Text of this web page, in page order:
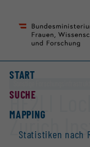
Seiteninhalt
Accesskey
Hauptnavigation
Accesskey
START
SUCHE
MAPPING
Statistiken nach
HF2LI
Zurich